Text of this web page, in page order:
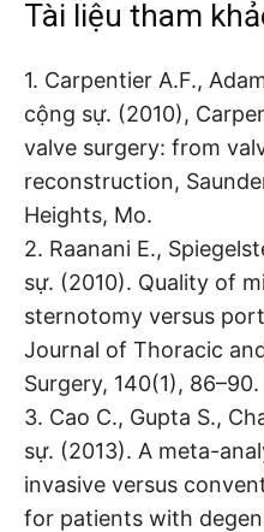
Tài liệu tham
1. Carpentier A.F.,
cộng sự. (2010),
valve surgery: from
reconstruction,
Heights, Mo.
2. Raanani E.,
sự. (2010). Quality of
sternotomy versus
Journal of Thoracic
Surgery, 140(1), 86–90.
3. Cao C., Gupta S.,
sự. (2013). A meta-
invasive versus
for patients with